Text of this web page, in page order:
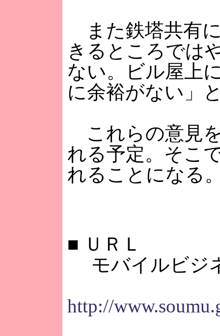
また鉄塔共有
きるところでは
ない。ビル屋上
に余裕がない」
これらの意見
れる予定。そこ
れることになる
■ ＵＲＬ
モバイルビジ
http://